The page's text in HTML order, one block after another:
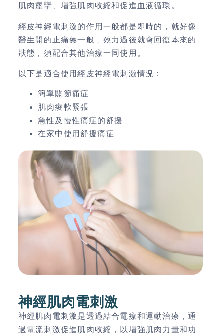
肌肉痙攣、增強肌肉收縮和促進血液循環。
經皮神經電刺激的作用一般都是即時的，就好像
醫生開的止痛藥一般，效力過後就會回復本來的
狀態，須配合其他治療一同使用。
以下是適合使用經皮神經電刺激情況：
簡單關節痛症
肌肉痠軟緊張
急性及慢性痛症的舒援
在家中使用舒援痛症
神經肌肉電刺激
神經肌肉電刺激是透過結合電療和運動治療，通
過電流刺激促進肌肉收縮，以增強肌肉力量和功